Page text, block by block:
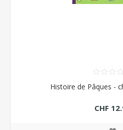
Histoire de Pâques -
CHF